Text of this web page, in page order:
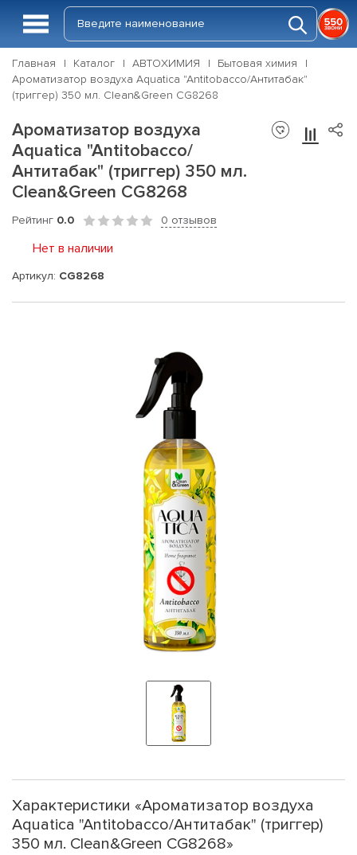
Главная Каталог АВТОХИМИЯ
Бытовая химия
Ароматизатор воздуха Aquatica "Antitobacco/Антитабак"
(триггер) 350 мл. Clean&Green CG8268
Ароматизатор воздуха
Aquatica "Antitobacco/
Антитабак" (триггер) 350 мл.
Clean&Green CG8268
Рейтинг 0.0 0 отзывов
Нет в наличии
Артикул: CG8268
Характеристики «Ароматизатор воздуха
Aquatica "Antitobacco/Антитабак" (триггер)
350 мл. Clean&Green CG8268»